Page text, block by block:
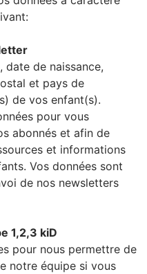
date de naissance,
et pays de
de vos enfant(s).
pour vous
abonnés et afin de
et informations
Vos données sont
de nos newsletters
1,2,3 kiD
pour nous permettre de
notre équipe si vous